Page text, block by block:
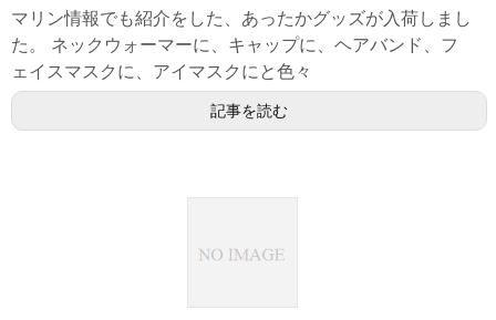
マリン情報でも紹介をした、あったかグッズが入荷しまし
た。 ネックウォーマーに、キャップに、ヘアバンド、フ
ェイスマスクに、アイマスクにと色々
記事を読む